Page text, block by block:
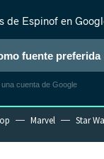
NUEVO
RANKINGS CINE
Marvel Star
de Espinof en
fuente preferida
cuenta de Google